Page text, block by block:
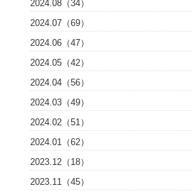
2024.08（34）
2024.07（69）
2024.06（47）
2024.05（42）
2024.04（56）
2024.03（49）
2024.02（51）
2024.01（62）
2023.12（18）
2023.11（45）